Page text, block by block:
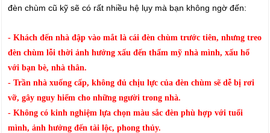
đèn chùm cũ kỹ sẽ có rất nhiều hệ lụy mà bạn không ngờ đến:
- Khách đến nhà đập vào mắt là cái đèn chùm trước tiên, nhưng treo
đèn chùm lỗi thời ảnh hưởng xấu đến thẩm mỹ nhà mình, xấu hổ
với bạn bè, nhà thân.
- Trần nhà xuống cấp, không đủ chịu lực của đèn chùm sẽ dễ bị rơi
vỡ, gây nguy hiểm cho những người trong nhà.
- Không có kinh nghiệm lựa chọn màu sắc đèn phù hợp với tuổi
mình, ảnh hưởng đến tài lộc, phong thủy.